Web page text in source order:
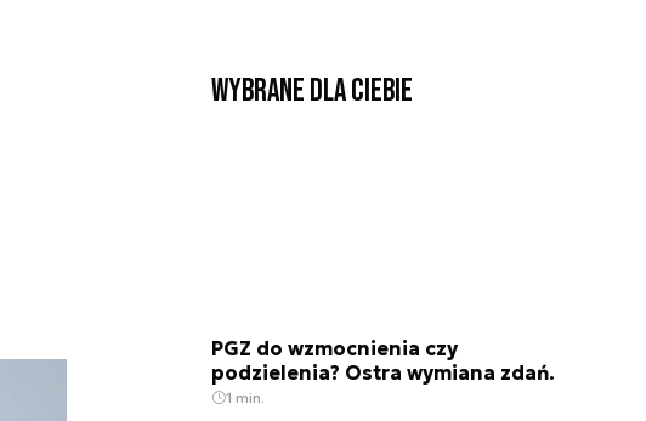
Wybrane dla Ciebie
PGZ do wzmocnienia czy
podzielenia? Ostra wymiana zdań.
1 min.